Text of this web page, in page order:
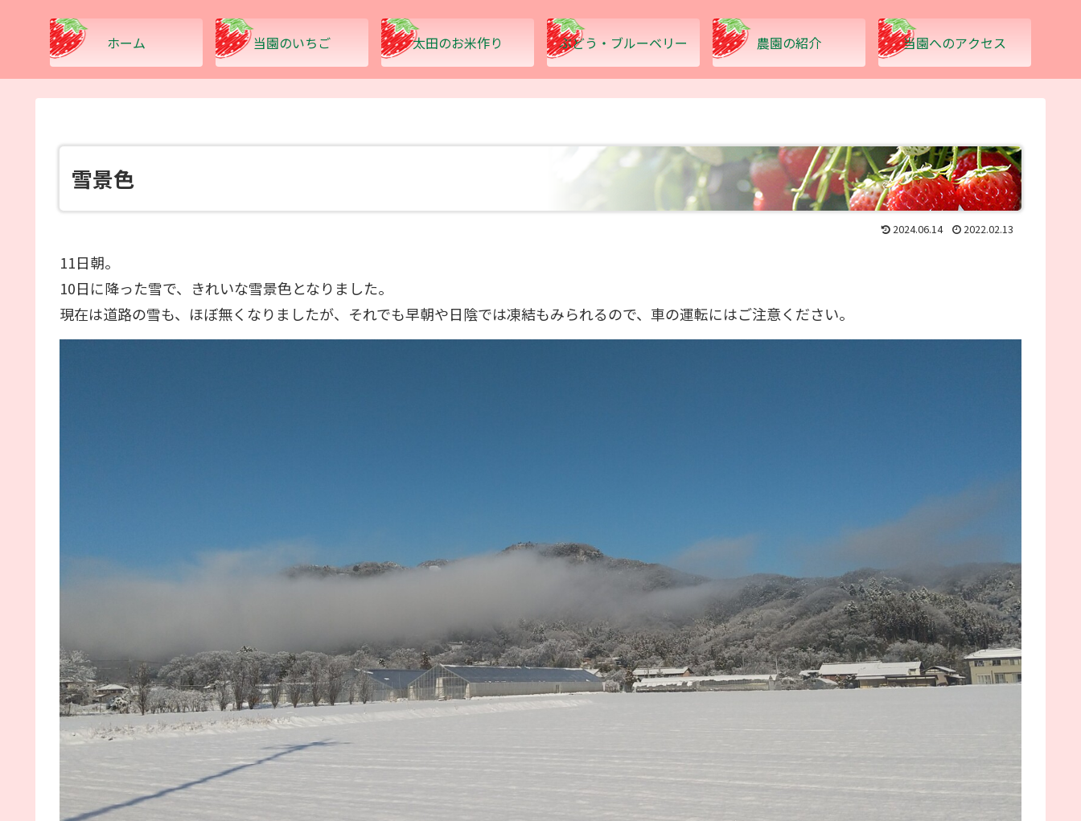
ホーム 当園のいちご 太田のお米作り ぶどう・ブルーベリー 農園の紹介 当園へのアクセス
雪景色
2024.06.14 2022.02.13
11日朝。
10日に降った雪で、きれいな雪景色となりました。
現在は道路の雪も、ほぼ無くなりましたが、それでも早朝や日陰では凍結もみられるので、車の運転にはご注意ください。